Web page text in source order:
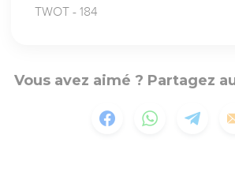
TWOT - 184
Vous avez aimé ? Partagez